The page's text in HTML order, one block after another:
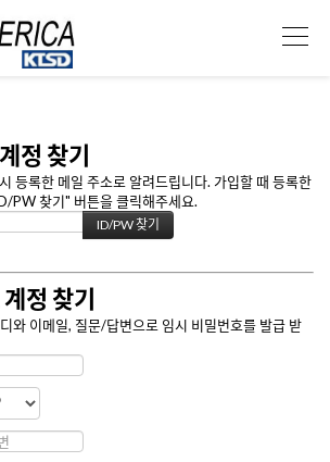
정 찾기
등록한 메일 주소로 알려드립니다. 가입할 때 등록한
PW 찾기" 버튼을 클릭해주세요.
정 찾기
와 이메일, 질문/답변으로 임시 비밀번호를 발급 받